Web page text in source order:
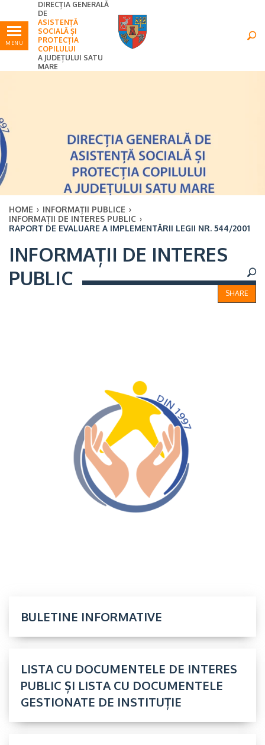
MENU
DIRECȚIA GENERALĂ
DE
ASISTENȚĂ
SOCIALĂ ȘI
PROTECȚIA
COPILULUI
A JUDEȚULUI SATU
MARE
Ultimele
HOME › INFORMAȚII PUBLICE ›
INFORMAȚII DE INTERES PUBLIC ›
RAPORT DE EVALUARE A IMPLEMENTĂRII LEGII NR. 544/2001
Ultimele Oricând
INFORMAȚII DE INTERES
PUBLIC
SHARE
BULETINE INFORMATIVE
LISTA CU DOCUMENTELE DE INTERES
PUBLIC ȘI LISTA CU DOCUMENTELE
GESTIONATE DE INSTITUȚIE